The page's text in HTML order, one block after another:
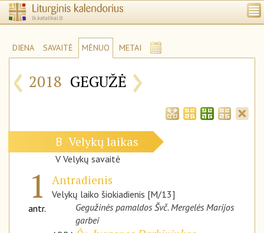
DIENA SAVAITĖ MĖNUO METAI
‹ 2018 GEGUŽĖ ›
B Velykų laikas
V Velykų savaitė
1
antr.
Antradienis
Velykų laiko šiokiadienis [M/13]
Gegužinės pamaldos Švč. Mergelės Marijos
garbei